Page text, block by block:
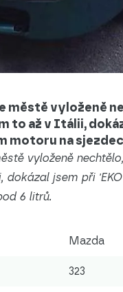
městě vyloženě
to až v Itálii,
motoru na
vyloženě
jsem při
6 litrů.
Mazda
323